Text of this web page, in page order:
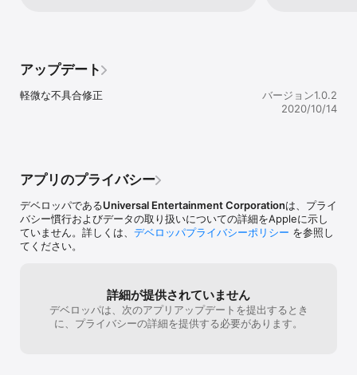
12.9インチ iPad Pro(13.7)
12.9インチ iPad Pro(第2世代)(13.7)
12.9インチ iPad Pro(第4世代)(14.0.1)
※注意※
実際のパチスロ機とは異なる場合があります。
・ブラウザでページを開きすぎると、起動できなかったり、動作が
不安定になる事があります。
・本アプリは一部機能が個別課金対応(アドオン)となっておりま
ウェイトカット(リールウェイトのカットを行う事ができます)
設定変更(ゲーム開始時任意で設定選択を行う事ができます)
オートプレイ(任意で終了条件を設定する事により、オートプレイ
が可能になります。 )
アップデート
軽微な不具合修正
バージョン1.0.2
2020/10/14
アプリのプライバシー
デベロッパであるUniversal Entertainment Corporationは、プライ
バシー慣行およびデータの取り扱いについての詳細をAppleに示し
ていません。詳しくは、 デベロッパプライバシーポリシー を参照し
てください。
詳細が提供されていません
デベロッパは、次のアプリアップデートを提出するとき
に、プライバシーの詳細を提供する必要があります。